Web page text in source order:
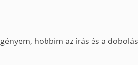
hobbim az írás és a dobolás